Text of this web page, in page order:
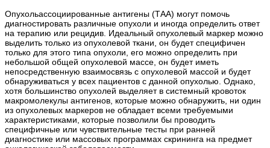
Опухольассоциированные антигены (ТАА) могут помочь
диагностировать различные опухоли и иногда определить ответ
на терапию или рецидив. Идеальный опухолевый маркер можно
выделить только из опухолевой ткани, он будет специфичен
только для этого типа опухоли, его можно определить при
небольшой общей опухолевой массе, он будет иметь
непосредственную взаимосвязь с опухолевой массой и будет
обнаруживаться у всех пациентов с данной опухолью. Однако,
хотя большинство опухолей выделяет в системный кровоток
макромолекулы антигенов, которые можно обнаружить, ни один
из опухолевых маркеров не обладает всеми требуемыми
характеристиками, которые позволили бы проводить
специфичные или чувствительные тесты при ранней
диагностике или массовых программах скрининга на предмет